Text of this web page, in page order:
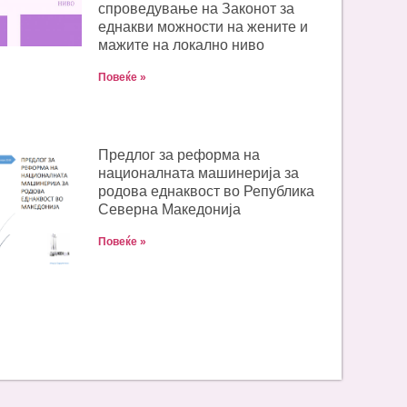
спроведување на Законот за
еднакви можности на жените и
мажите на локално ниво
Повеќе »
Предлог за реформа на
националната машинерија за
родова еднаквост во Република
Северна Македонија
Повеќе »